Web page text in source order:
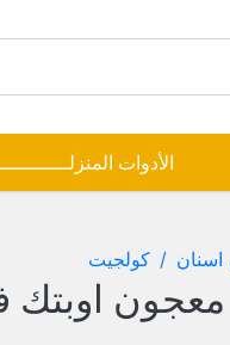
الأدوات
كولجيت